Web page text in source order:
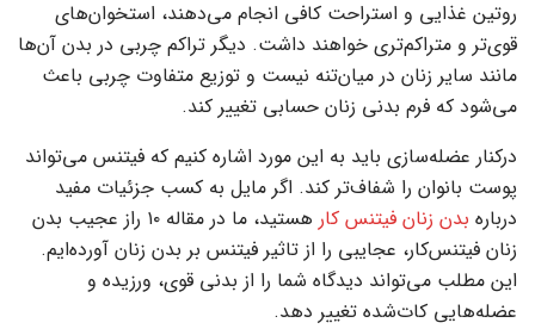
روتین غذایی و استراحت کافی انجام می‌دهند، استخوان‌های
قوی‌تر و متراکم‌تری خواهند داشت. دیگر تراکم چربی در بدن‌ آن‌ها
مانند سایر زنان در میان‌تنه نیست و توزیع متفاوت چربی باعث
می‌شود که فرم بدنی زنان حسابی تغییر کند.
درکنار عضله‌سازی باید به این مورد اشاره کنیم که فیتنس می‌تواند
پوست بانوان را شفاف‌تر کند. اگر مایل به کسب جزئیات مفید
درباره بدن زنان فیتنس ‌کار
هستید، ما در مقاله ۱۰ راز عجیب بدن
زنان فیتنس‌کار، عجایبی را از تاثیر فیتنس بر بدن زنان آورده‌ایم.
این مطلب می‌تواند دیدگاه شما را از بدنی قوی، ورزیده و
عضله‌هایی کات‌شده تغییر دهد‌.